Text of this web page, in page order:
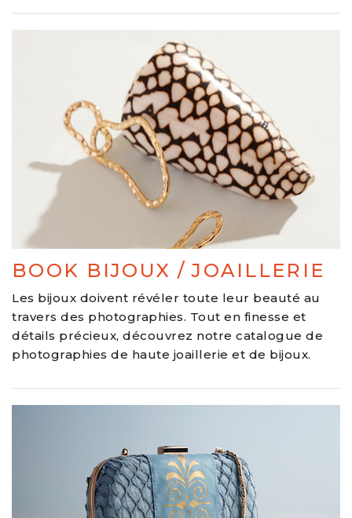
BOOK BIJOUX / JOAILLERIE
Les bijoux doivent révéler toute leur beauté au
travers des photographies. Tout en finesse et
détails précieux, découvrez notre catalogue de
photographies de haute joaillerie et de bijoux.